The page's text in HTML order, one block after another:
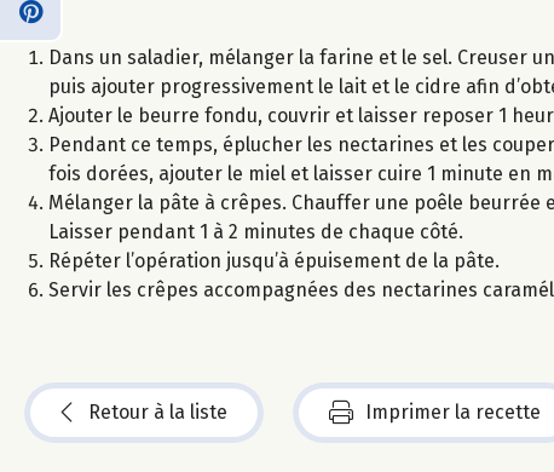
Dans un saladier, mélanger la farine et le sel. Creuser
puis ajouter progressivement le lait et le cidre afin
Ajouter le beurre fondu, couvrir et laisser reposer 1
Pendant ce temps, éplucher les nectarines et les
fois dorées, ajouter le miel et laisser cuire 1 minute en
Mélanger la pâte à crêpes. Chauffer une poêle
Laisser pendant 1 à 2 minutes de chaque côté.
Répéter l’opération jusqu’à épuisement de la pâte.
Servir les crêpes accompagnées des nectarines
Retour à la liste Imprimer la recette